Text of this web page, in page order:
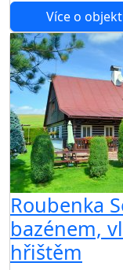
Více o
Roubenka
bazénem,
hřištěm